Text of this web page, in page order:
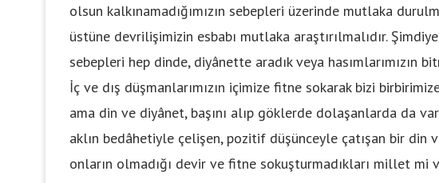
olsun kalkınamadığımızın sebepleri üzerinde mutlaka
üstüne devrilişimizin esbabı mutlaka araştırılmalıdır.
sebepleri hep dinde, diyânette aradık veya hasımlarımızın
İç ve dış düşmanlarımızın içimize fitne sokarak bizi
ama din ve diyânet, başını alıp göklerde dolaşanlarda da
aklın bedâhetiyle çelişen, pozitif düşünceyle çatışan bir din
onların olmadığı devir ve fitne sokuşturmadıkları millet mi